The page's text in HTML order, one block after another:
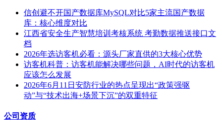
信创避不开国产数据库MySQL对比5家主流国产数据
库：核心维度对比
江西省安全生产智慧培训考核系统 考勤数据推送接口文
档
2026年选访客机必看：源头厂家直供的3大核心优势
访客机科普：访客机能解决哪些问题，AI时代的访客机
应该怎么发展
2026年6月11日安防行业的热点呈现出“政策强驱
动”与“技术出海+场景下沉”的双重特征
公司资质